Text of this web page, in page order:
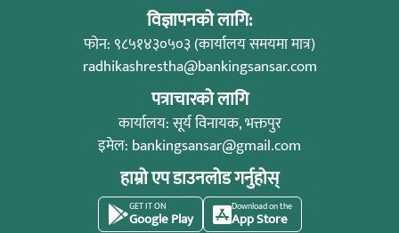
विज्ञापनको लागि:
फोन: ९८५१४३०५०३ (कार्यालय समयमा मात्र)
radhikashrestha@bankingsansar.com
पत्राचारको लागि
कार्यालय: सूर्य विनायक, भक्तपुर
इमेल: bankingsansar@gmail.com
हाम्रो एप डाउनलोड गर्नुहोस्
GET IT ON
Google Play
Download on the
App Store